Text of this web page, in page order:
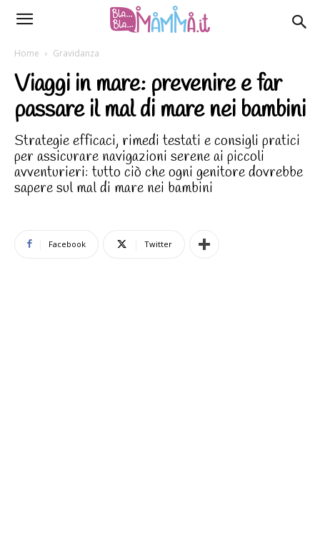
Home Gravidanza
Viaggi in mare: prevenire e far
passare il mal di mare nei bambini
Strategie efficaci, rimedi testati e consigli pratici
per assicurare navigazioni serene ai piccoli
avventurieri: tutto ciò che ogni genitore dovrebbe
sapere sul mal di mare nei bambini
Facebook Twitter